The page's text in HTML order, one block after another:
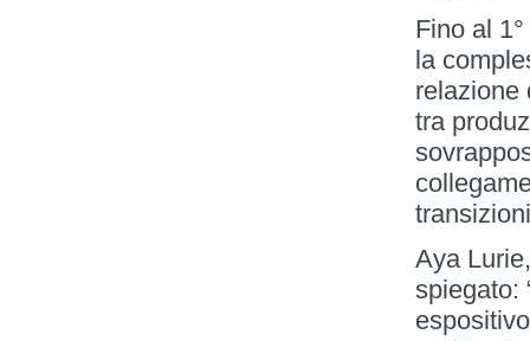
Fino al
la
relazione
tra
Aya
spiegato: